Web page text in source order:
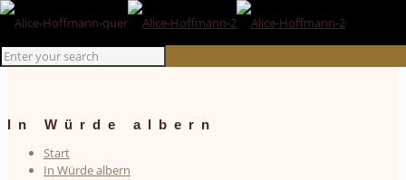
In Würde albern
Start
In Würde albern